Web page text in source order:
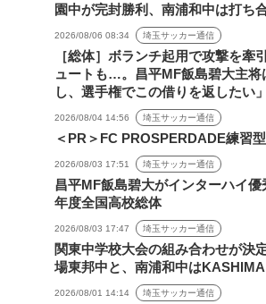
園中が完封勝利、南浦和中は打ち
2026/08/06 08:34 埼玉サッカー通信
［総体］ボランチ起用で攻撃を牽
ュートも…。昌平MF飯島碧大主将
し、選手権でこの借りを返したい」
2026/08/04 14:56 埼玉サッカー通信
＜PR＞FC PROSPERDADE練習
2026/08/03 17:51 埼玉サッカー通信
昌平MF飯島碧大がインターハイ優
年度全国高校総体
2026/08/03 17:47 埼玉サッカー通信
関東中学校大会の組み合わせが決
場東邦中と、南浦和中は
2026/08/01 14:14 埼玉サッカー通信